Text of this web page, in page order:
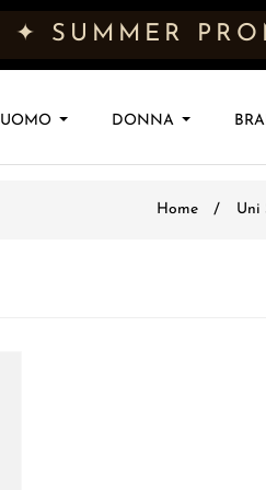
✦ SUMMER
UOMO DONNA
Home Uni